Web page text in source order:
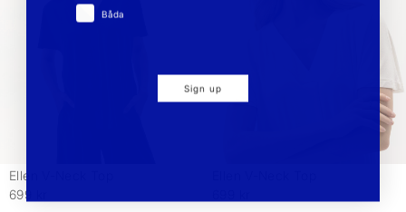
Ellen V-Neck Top
699 kr
Båda
Sign up